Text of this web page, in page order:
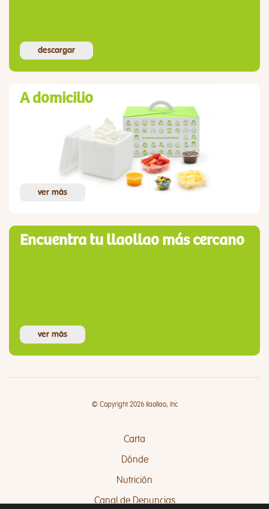
descargar
A domicilio
ver más
Encuentra tu llaollao más cercano
ver más
© Copyright 2026 llaollao, Inc
Carta
Dónde
Nutrición
Canal de Denuncias